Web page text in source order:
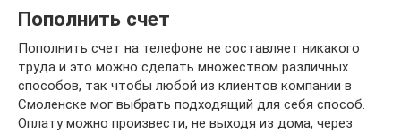
Пополнить счет
Пополнить счет на телефоне не составляет никакого
труда и это можно сделать множеством различных
способов, так чтобы любой из клиентов компании в
Смоленске мог выбрать подходящий для себя способ.
Оплату можно произвести, не выходя из дома, через